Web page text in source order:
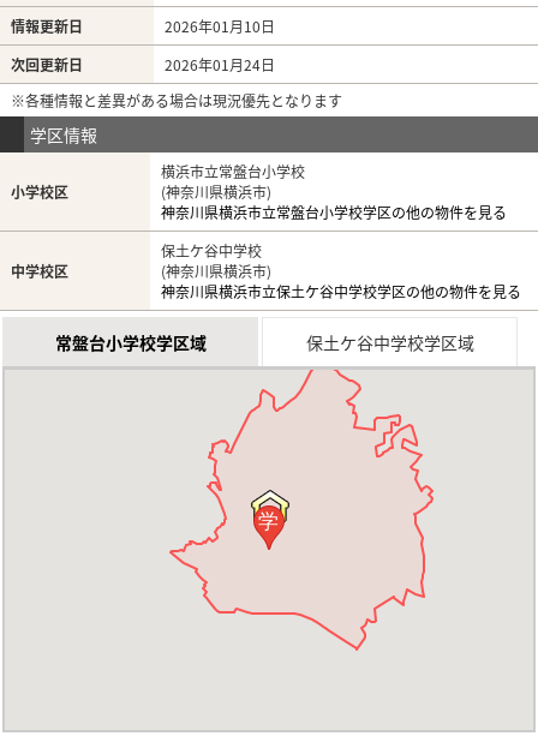
情報更新日
2026年01月10日
次回更新日
2026年01月24日
※各種情報と差異がある場合は現況優先となります
学区情報
小学校区
横浜市立常盤台小学校
(神奈川県横浜市)
神奈川県横浜市立常盤台小学校学区の他の物件を見る
中学校区
保土ケ谷中学校
(神奈川県横浜市)
神奈川県横浜市立保土ケ谷中学校学区の他の物件を見る
常盤台小学校学区域 保土ケ谷中学校学区域
学